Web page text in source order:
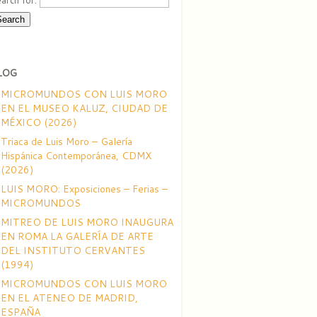
MICROMUNDOS CON LUIS MORO
EN EL MUSEO KALUZ, CIUDAD DE
MÉXICO (2026)
Triaca de Luis Moro – Galería
Hispánica Contemporánea, CDMX
(2026)
LUIS MORO: Exposiciones – Ferias –
MICROMUNDOS
MITREO DE LUIS MORO INAUGURA
EN ROMA LA GALERÍA DE ARTE
DEL INSTITUTO CERVANTES
(1994)
MICROMUNDOS CON LUIS MORO
EN EL ATENEO DE MADRID,
ESPAÑA